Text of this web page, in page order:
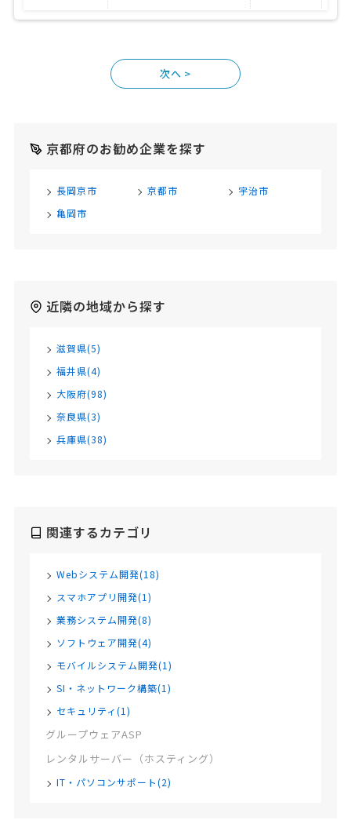
>
京都府のお勧め企業を探す
長岡京市 京都市
宇治市
亀岡市
近隣の地域から探す
滋賀県(5)
福井県(4)
大阪府(98)
奈良県(3)
兵庫県(38)
関連するカテゴリ
Webシステム開発(18)
スマホアプリ開発(1)
業務システム開発(8)
ソフトウェア開発(4)
モバイルシステム開発(1)
SI・ネットワーク構築(1)
セキュリティ(1)
グループウェアASP
レンタルサーバー（ホスティング）
IT・パソコンサポート(2)